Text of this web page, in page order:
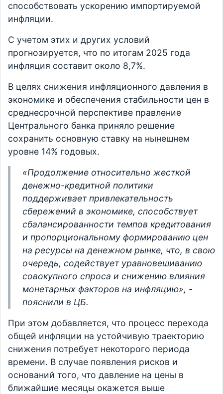
способствовать ускорению импортируемой
инфляции.
С учетом этих и других условий
прогнозируется, что по итогам 2025 года
инфляция составит около 8,7%.
В целях снижения инфляционного давления в
экономике и обеспечения стабильности цен в
среднесрочной перспективе правление
Центрального банка приняло решение
сохранить основную ставку на нынешнем
уровне 14% годовых.
«Продолжение относительно жесткой
денежно-кредитной политики
поддерживает привлекательность
сбережений в экономике, способствует
сбалансированности темпов кредитования
и пропорциональному формированию цен
на ресурсы на денежном рынке, что, в свою
очередь, содействует уравновешиванию
совокупного спроса и снижению влияния
монетарных факторов на инфляцию», -
пояснили в ЦБ.
При этом добавляется, что процесс перехода
общей инфляции на устойчивую траекторию
снижения потребует некоторого периода
времени. В случае появления рисков и
оснований того, что давление на цены в
ближайшие месяцы окажется выше